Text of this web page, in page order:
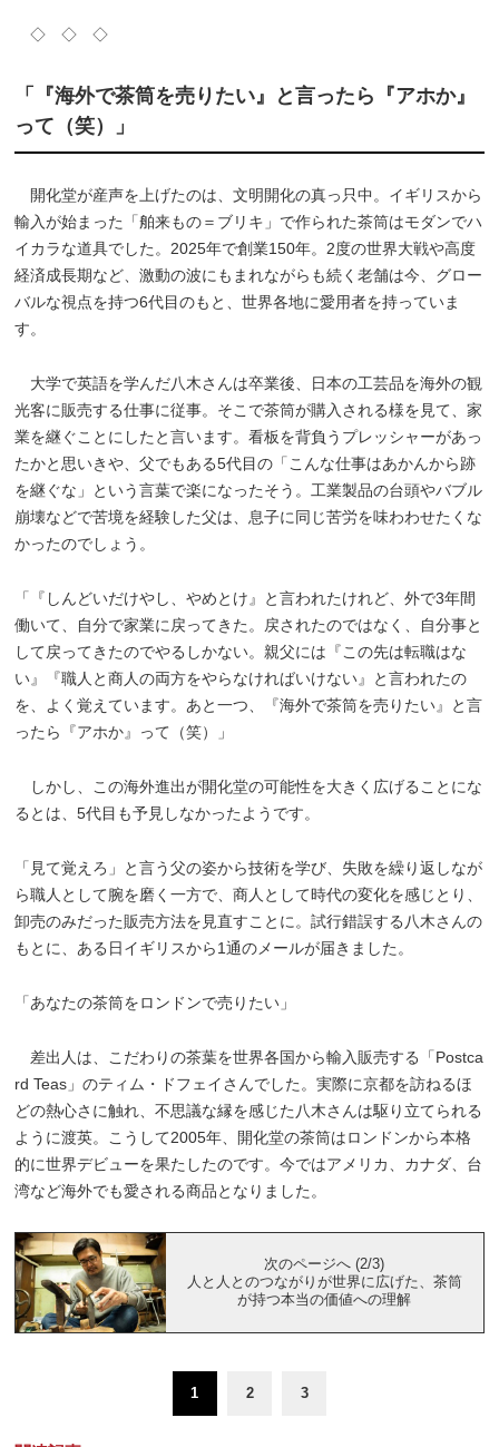
◇ ◇ ◇
「『海外で茶筒を売りたい』と言ったら『アホか』
って（笑）」
開化堂が産声を上げたのは、文明開化の真っ只中。イギリスから
輸入が始まった「舶来もの＝ブリキ」で作られた茶筒はモダンでハ
イカラな道具でした。2025年で創業150年。2度の世界大戦や高度
経済成長期など、激動の波にもまれながらも続く老舗は今、グロー
バルな視点を持つ6代目のもと、世界各地に愛用者を持っていま
す。
大学で英語を学んだ八木さんは卒業後、日本の工芸品を海外の観
光客に販売する仕事に従事。そこで茶筒が購入される様を見て、家
業を継ぐことにしたと言います。看板を背負うプレッシャーがあっ
たかと思いきや、父でもある5代目の「こんな仕事はあかんから跡
を継ぐな」という言葉で楽になったそう。工業製品の台頭やバブル
崩壊などで苦境を経験した父は、息子に同じ苦労を味わわせたくな
かったのでしょう。
「『しんどいだけやし、やめとけ』と言われたけれど、外で3年間
働いて、自分で家業に戻ってきた。戻されたのではなく、自分事と
して戻ってきたのでやるしかない。親父には『この先は転職はな
い』『職人と商人の両方をやらなければいけない』と言われたの
を、よく覚えています。あと一つ、『海外で茶筒を売りたい』と言
ったら『アホか』って（笑）」
しかし、この海外進出が開化堂の可能性を大きく広げることにな
るとは、5代目も予見しなかったようです。
「見て覚えろ」と言う父の姿から技術を学び、失敗を繰り返しなが
ら職人として腕を磨く一方で、商人として時代の変化を感じとり、
卸売のみだった販売方法を見直すことに。試行錯誤する八木さんの
もとに、ある日イギリスから1通のメールが届きました。
「あなたの茶筒をロンドンで売りたい」
差出人は、こだわりの茶葉を世界各国から輸入販売する「Postca
rd Teas」のティム・ドフェイさんでした。実際に京都を訪ねるほ
どの熱心さに触れ、不思議な縁を感じた八木さんは駆り立てられる
ように渡英。こうして2005年、開化堂の茶筒はロンドンから本格
的に世界デビューを果たしたのです。今ではアメリカ、カナダ、台
湾など海外でも愛される商品となりました。
次のページへ (2/3)
人と人とのつながりが世界に広げた、茶筒
が持つ本当の価値への理解
1 2 3